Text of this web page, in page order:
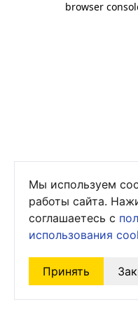
browser
Мы используем
работы сайта.
соглашаетесь с
использования
Принять